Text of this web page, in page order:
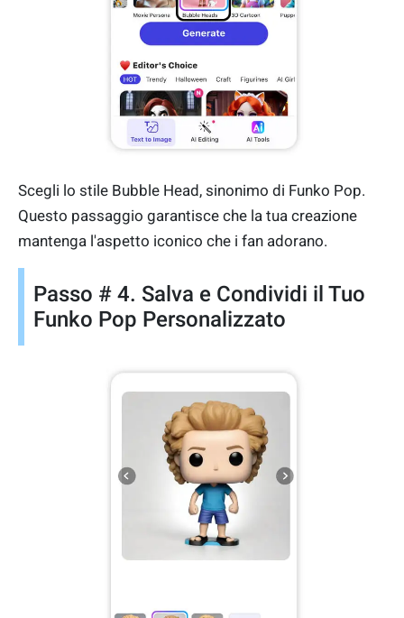
Scegli lo stile Bubble Head, sinonimo di Funko Pop.
Questo passaggio garantisce che la tua creazione
mantenga l'aspetto iconico che i fan adorano.
Passo # 4. Salva e Condividi il Tuo
Funko Pop Personalizzato